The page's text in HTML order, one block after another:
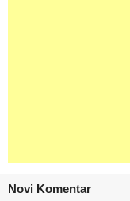
Novi Komentar